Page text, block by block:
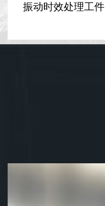
振动时效处理工件